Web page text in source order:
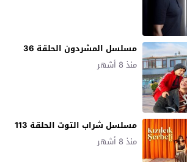
مسلسل المشردون الحلقة 36
منذ 8 أشهر
مسلسل شراب التوت الحلقة 113
منذ 8 أشهر